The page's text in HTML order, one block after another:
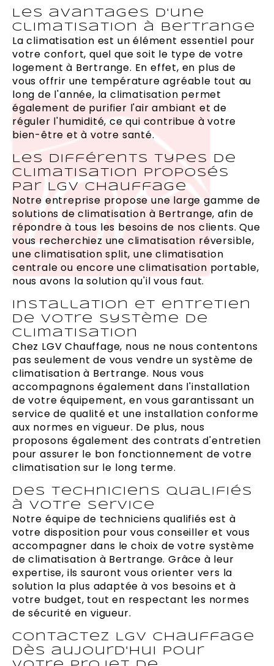
Les avantages d'une
climatisation à Bertrange
La climatisation est un élément essentiel pour
votre confort, quel que soit le type de votre
logement à Bertrange. En effet, en plus de
vous offrir une température agréable tout au
long de l'année, la climatisation permet
également de purifier l'air ambiant et de
réguler l'humidité, ce qui contribue à votre
bien-être et à votre santé.
Les différents types de
climatisation proposés
par LGV Chauffage
Notre entreprise propose une large gamme de
solutions de climatisation à Bertrange, afin de
répondre à tous les besoins de nos clients. Que
vous recherchiez une climatisation réversible,
une climatisation split, une climatisation
centrale ou encore une climatisation portable,
nous avons la solution qu'il vous faut.
Installation et entretien
de votre système de
climatisation
Chez LGV Chauffage, nous ne nous contentons
pas seulement de vous vendre un système de
climatisation à Bertrange. Nous vous
accompagnons également dans l'installation
de votre équipement, en vous garantissant un
service de qualité et une installation conforme
aux normes en vigueur. De plus, nous
proposons également des contrats d'entretien
pour assurer le bon fonctionnement de votre
climatisation sur le long terme.
Des techniciens qualifiés
à votre service
Notre équipe de techniciens qualifiés est à
votre disposition pour vous conseiller et vous
accompagner dans le choix de votre système
de climatisation à Bertrange. Grâce à leur
expertise, ils sauront vous orienter vers la
solution la plus adaptée à vos besoins et à
votre budget, tout en respectant les normes
de sécurité en vigueur.
Contactez LGV Chauffage
dès aujourd'hui pour